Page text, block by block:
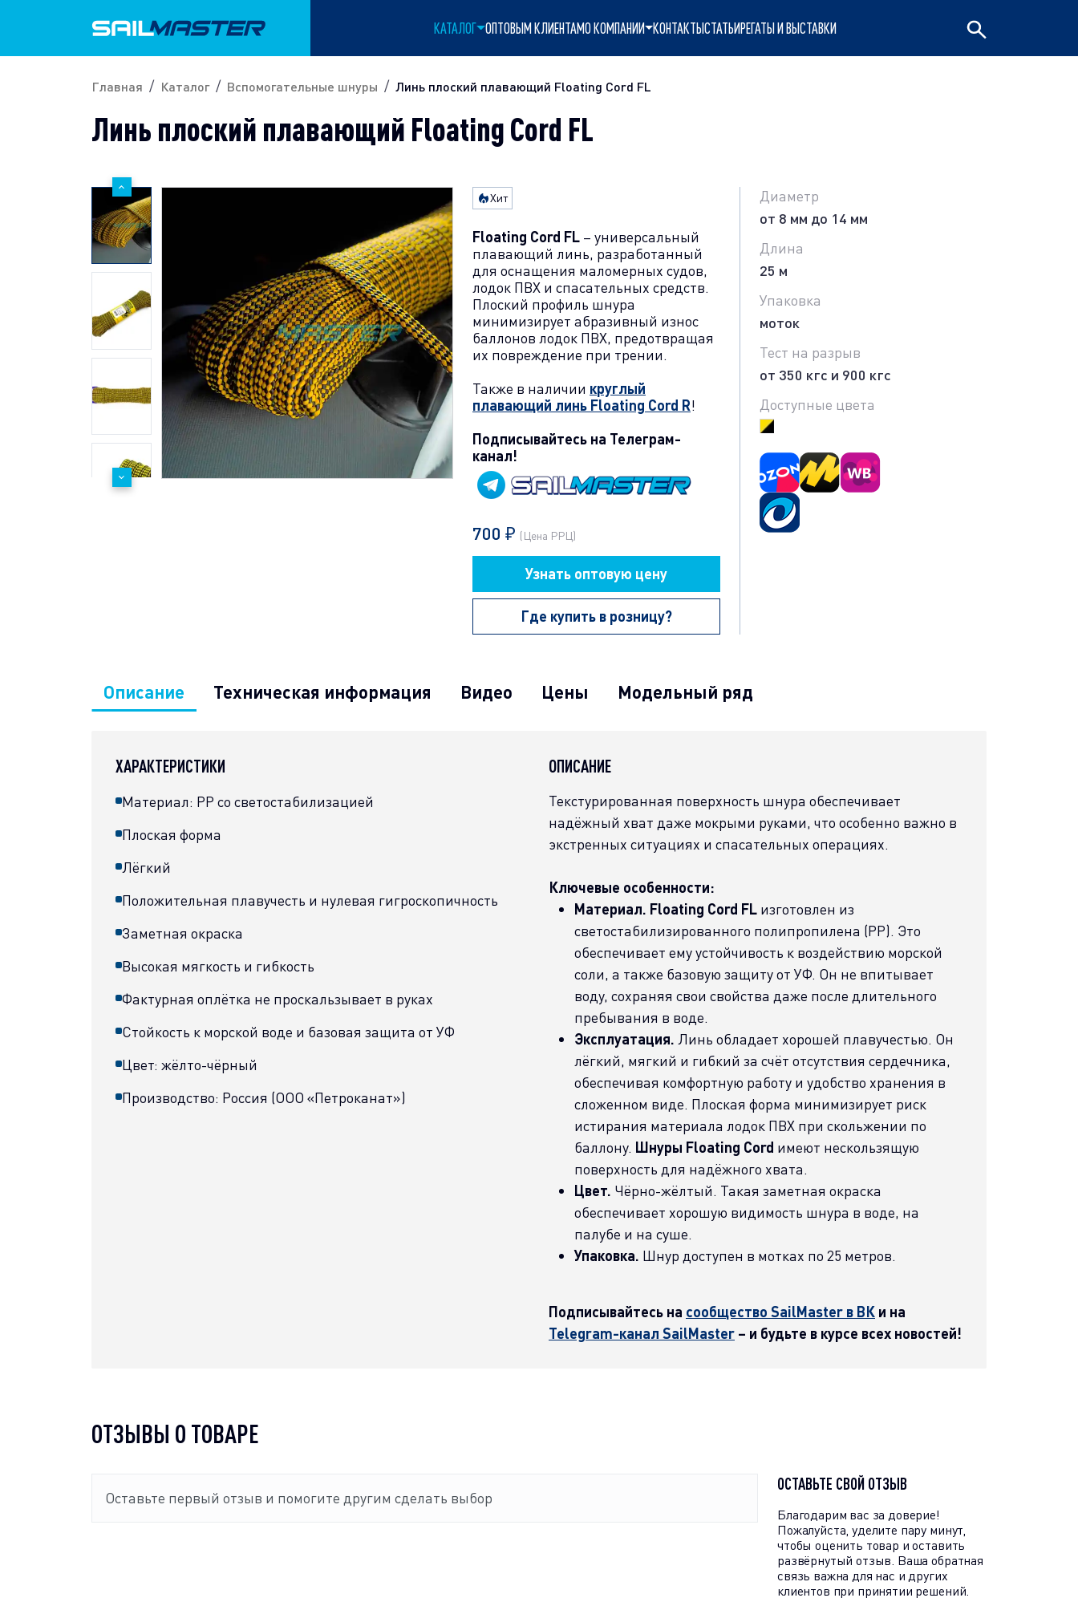
КАТАЛОГ ОПТОВЫМ КЛИЕНТАМО КОМПАНИИ КОНТАКТЫСТАТЬИРЕГАТЫ И ВЫСТАВКИ
Главная Каталог Вспомогательные шнуры Линь плоский плавающий Floating Cord FL
Линь плоский плавающий Floating Cord FL
Хит
Floating Cord FL – универсальный
плавающий линь, разработанный
для оснащения маломерных судов,
лодок ПВХ и спасательных средств.
Плоский профиль шнура
минимизирует абразивный износ
баллонов лодок ПВХ, предотвращая
их повреждение при трении.
Также в наличии круглый
плавающий линь Floating Cord R!
Подписывайтесь на Телеграм-
канал!
700 ₽ (Цена РРЦ)
Узнать оптовую цену
Где купить в розницу?
Диаметр
от 8 мм до 14 мм
Длина
25 м
Упаковка
моток
Тест на разрыв
от 350 кгс и 900 кгс
Доступные цвета
Описание Техническая информация Видео Цены Модельный ряд
ХАРАКТЕРИСТИКИ
Материал: PP со светостабилизацией
Плоская форма
Лёгкий
Положительная плавучесть и нулевая гигроскопичность
Заметная окраска
Высокая мягкость и гибкость
Фактурная оплётка не проскальзывает в руках
Стойкость к морской воде и базовая защита от УФ
Цвет: жёлто-чёрный
Производство: Россия (ООО «Петроканат»)
ОПИСАНИЕ
Текстурированная поверхность шнура обеспечивает
надёжный хват даже мокрыми руками, что особенно важно в
экстренных ситуациях и спасательных операциях.
Ключевые особенности:
Материал. Floating Cord FL изготовлен из
светостабилизированного полипропилена (PP). Это
обеспечивает ему устойчивость к воздействию морской
соли, а также базовую защиту от УФ. Он не впитывает
воду, сохраняя свои свойства даже после длительного
пребывания в воде.
Эксплуатация. Линь обладает хорошей плавучестью. Он
лёгкий, мягкий и гибкий за счёт отсутствия сердечника,
обеспечивая комфортную работу и удобство хранения в
сложенном виде. Плоская форма минимизирует риск
истирания материала лодок ПВХ при скольжении по
баллону. Шнуры Floating Cord имеют нескользящую
поверхность для надёжного хвата.
Цвет. Чёрно-жёлтый. Такая заметная окраска
обеспечивает хорошую видимость шнура в воде, на
палубе и на суше.
Упаковка. Шнур доступен в мотках по 25 метров.
Подписывайтесь на сообщество SailMaster в ВК и на
Telegram-канал SailMaster – и будьте в курсе всех новостей!
ОТЗЫВЫ О ТОВАРЕ
Оставьте первый отзыв и помогите другим сделать выбор
ОСТАВЬТЕ СВОЙ ОТЗЫВ
Благодарим вас за доверие!
Пожалуйста, уделите пару минут,
чтобы оценить товар и оставить
развёрнутый отзыв. Ваша обратная
связь важна для нас и других
клиентов при принятии решений.